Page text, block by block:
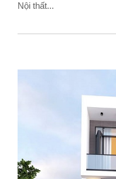
Nội thất...